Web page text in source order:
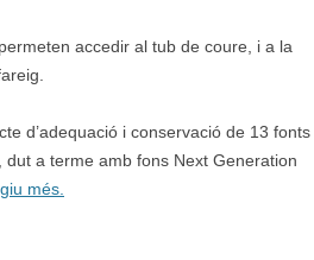
accedir al tub de coure, i a la
d’adequació i conservació de 13 fonts
a terme amb fons Next Generation
més.